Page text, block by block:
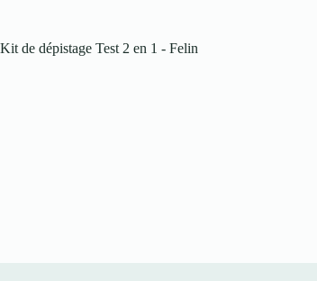
Kit de dépistage Test 2 en 1 - Felin